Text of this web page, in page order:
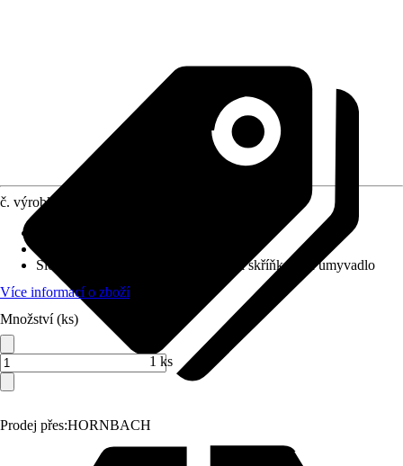
Prodej přes:HORNBACH
č. výrobku
Složení výrobku
Umyvadlo, Spodní skříňka pod umyvadlo
Více informací o zboží
Množství (ks)
1 ks